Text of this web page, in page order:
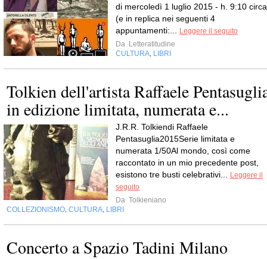
di mercoledì 1 luglio 2015 - h. 9:10 circa
(e in replica nei seguenti 4
appuntamenti:...
Leggere il seguito
Da Letteratitudine
CULTURA LIBRI
Tolkien dell'artista Raffaele
in edizione limitata, numerata e...
J.R.R. Tolkiendi Raffaele
Pentasuglia2015Serie limitata e
numerata 1/50Al mondo, così come
raccontato in un mio precedente post,
esistono tre busti celebrativi...
Leggere il
seguito
Da Tolkieniano
COLLEZIONISMO CULTURA LIBRI
Concerto a Spazio Tadini Milano